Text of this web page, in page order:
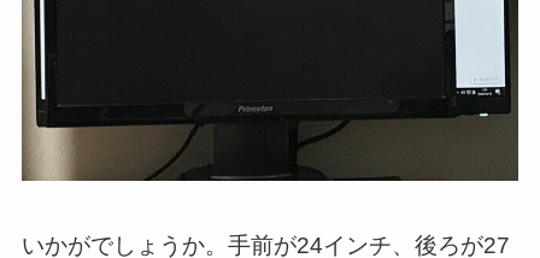
いかがでしょうか。手前が24インチ、後ろが27